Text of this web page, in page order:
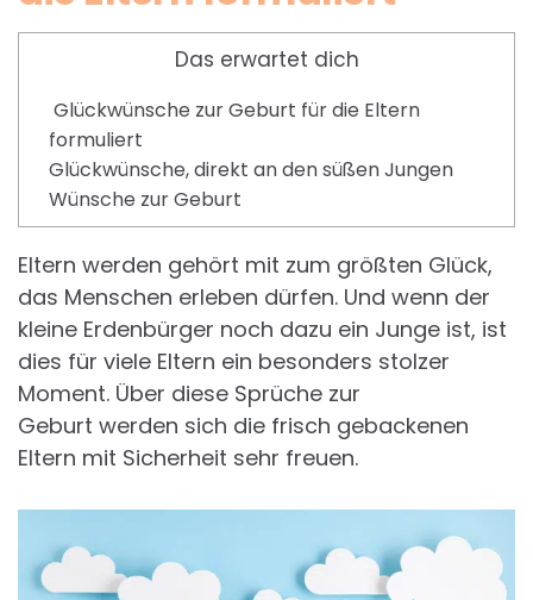
Das erwartet dich
Glückwünsche zur Geburt für die Eltern
formuliert
Glückwünsche, direkt an den süßen Jungen
Wünsche zur Geburt
Eltern werden gehört mit zum größten Glück,
das Menschen erleben dürfen. Und wenn der
kleine Erdenbürger noch dazu ein Junge ist, ist
dies für viele Eltern ein besonders stolzer
Moment. Über diese Sprüche zur
Geburt werden sich die frisch gebackenen
Eltern mit Sicherheit sehr freuen.